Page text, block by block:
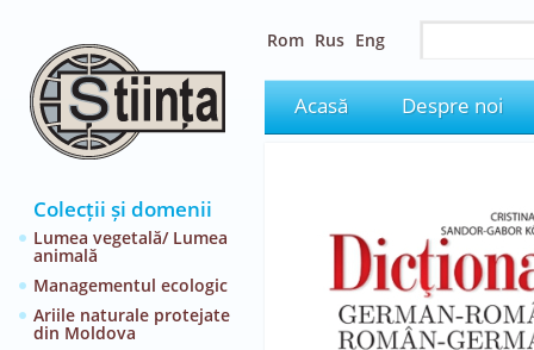
Colecții și domenii
Lumea vegetală/ Lumea
animală
Managementul ecologic
Ariile naturale protejate
din Moldova
Rom Rus Eng
Acasă Despre noi